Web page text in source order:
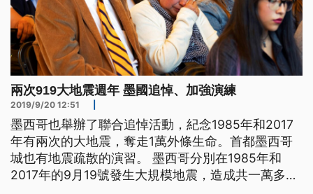
兩次919大地震週年 墨國追悼、加強演練
2019/9/20 12:51
墨西哥也舉辦了聯合追悼活動，紀念1985年和2017
年有兩次的大地震，奪走1萬外條生命。首都墨西哥
城也有地震疏散的演習。 墨西哥分別在1985年和
2017年的9月19號發生大規模地震，造成共一萬多人